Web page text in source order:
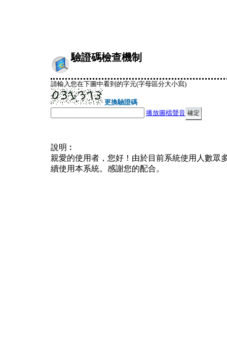
驗證碼檢查機制
請輸入您在下圖中看到的字元(字母區分大小寫)
更換驗證碼
播放圖檔聲音
說明︰
親愛的使用者，您好！由於目前系統使用人數眾
續使用本系統。感謝您的配合。